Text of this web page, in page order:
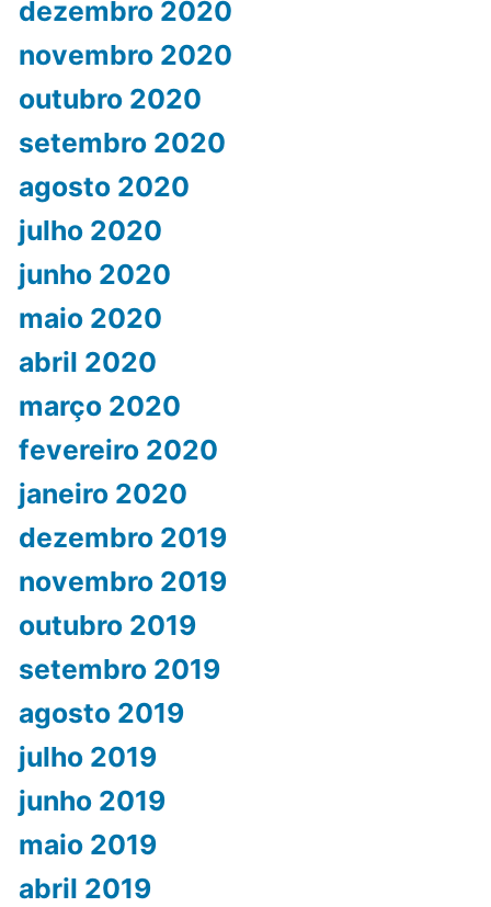
dezembro 2020
novembro 2020
outubro 2020
setembro 2020
agosto 2020
julho 2020
junho 2020
maio 2020
abril 2020
março 2020
fevereiro 2020
janeiro 2020
dezembro 2019
novembro 2019
outubro 2019
setembro 2019
agosto 2019
julho 2019
junho 2019
maio 2019
abril 2019